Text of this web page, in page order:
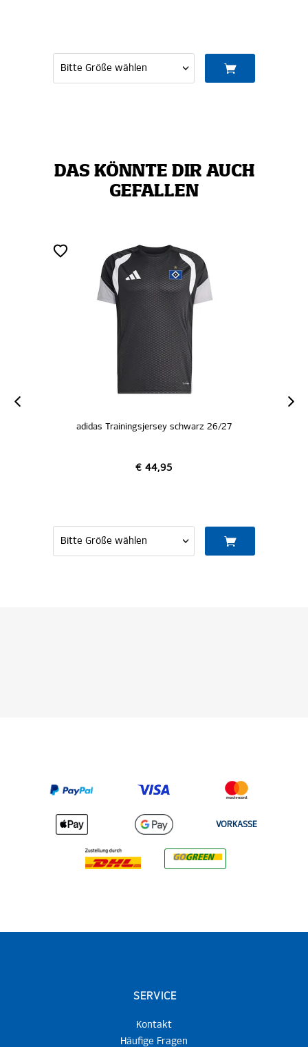
DAS KÖNNTE DIR AUCH
GEFALLEN
adidas Trainingsjersey schwarz 26/27
€ 44,95
VORKASSE
SERVICE
Kontakt
Häufige Fragen